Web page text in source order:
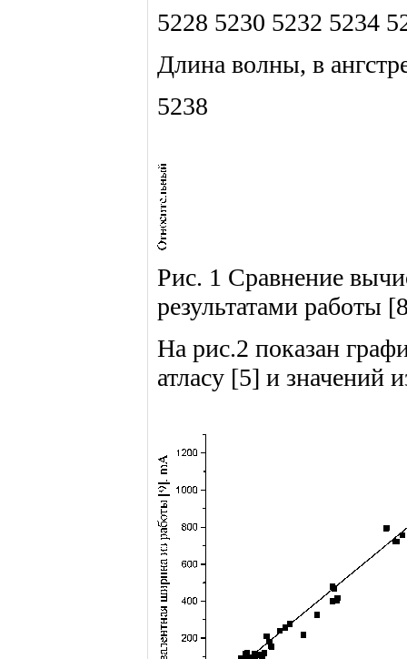
5228 5230 5232 5234
Длина волны, в
5238
Рис. 1 Сравнение
результатами работы
На рис.2 показан
атласу [5] и значений